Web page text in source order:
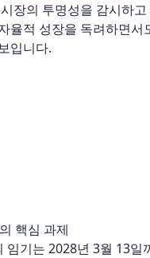
장의 투명성을 감시하
율적 성장을 독려하면
입니다.
핵심 과제
임기는 2028년 3월 13